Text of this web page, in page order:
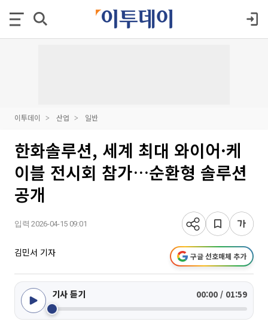
이투데이 산업 일반
한화솔루션, 세계 최대 와이어·케
이블 전시회 참가…순환형 솔루션
공개
입력 2026-04-15 09:01
김민서 기자 구글 선호매체 추가
기사 듣기 00:00 / 01:59